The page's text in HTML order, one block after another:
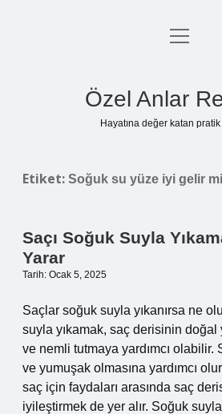
Anasayfa
menüyü
Özel Anlar
Hayatına değer katan
Etiket: Soğuk su yüze iyi gelir mi
Saçı Soğuk Suyla
Yarar
Tarih: Ocak 5, 2025
Saçlar soğuk suyla yıkanırsa ne
suyla yıkamak, saç derisinin doğal
ve nemli tutmaya yardımcı olabilir.
ve yumuşak olmasına yardımcı
saç için faydaları arasında saç
iyileştirmek de yer alır. Soğuk suyla